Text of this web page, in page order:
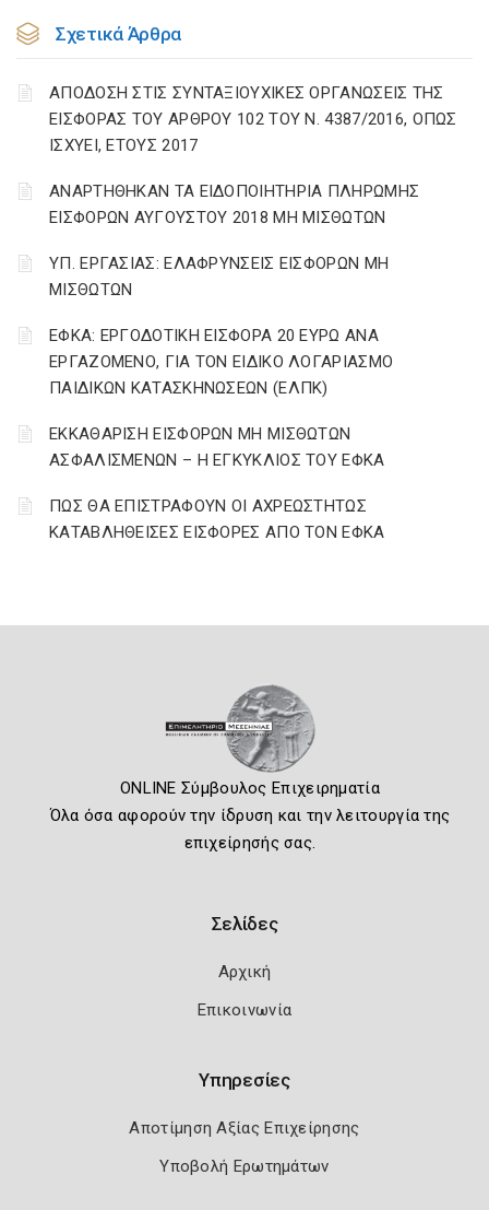
Σχετικά Άρθρα
ΑΠΟΔΟΣΗ ΣΤΙΣ ΣΥΝΤΑΞΙΟΥΧΙΚΕΣ ΟΡΓΑΝΩΣΕΙΣ ΤΗΣ
ΕΙΣΦΟΡΑΣ ΤΟΥ ΑΡΘΡΟΥ 102 ΤΟΥ Ν. 4387/2016, ΟΠΩΣ
ΙΣΧΥΕΙ, ΕΤΟΥΣ 2017
ΑΝΑΡΤΗΘΗΚΑΝ ΤΑ ΕΙΔΟΠΟΙΗΤΗΡΙΑ ΠΛΗΡΩΜΗΣ
ΕΙΣΦΟΡΩΝ ΑΥΓΟΥΣΤΟΥ 2018 ΜΗ ΜΙΣΘΩΤΩΝ
ΥΠ. ΕΡΓΑΣΙΑΣ: ΕΛΑΦΡΥΝΣΕΙΣ ΕΙΣΦΟΡΩΝ ΜΗ
ΜΙΣΘΩΤΩΝ
ΕΦΚΑ: ΕΡΓΟΔΟΤΙΚΗ ΕΙΣΦΟΡΑ 20 ΕΥΡΩ ΑΝΑ
ΕΡΓΑΖΟΜΕΝΟ, ΓΙΑ ΤΟΝ ΕΙΔΙΚΟ ΛΟΓΑΡΙΑΣΜΟ
ΠΑΙΔΙΚΩΝ ΚΑΤΑΣΚΗΝΩΣΕΩΝ (ΕΛΠΚ)
ΕΚΚΑΘΑΡΙΣΗ ΕΙΣΦΟΡΩΝ ΜΗ ΜΙΣΘΩΤΩΝ
ΑΣΦΑΛΙΣΜΕΝΩΝ – Η ΕΓΚΥΚΛΙΟΣ ΤΟΥ ΕΦΚΑ
ΠΩΣ ΘΑ ΕΠΙΣΤΡΑΦΟΥΝ ΟΙ ΑΧΡΕΩΣΤΗΤΩΣ
ΚΑΤΑΒΛΗΘΕΙΣΕΣ ΕΙΣΦΟΡΕΣ ΑΠΟ ΤΟΝ ΕΦΚΑ
ONLINE Σύμβουλος Επιχειρηματία
Όλα όσα αφορούν την ίδρυση και την λειτουργία της
επιχείρησής σας.
Σελίδες
Αρχική
Επικοινωνία
Υπηρεσίες
Αποτίμηση Αξίας Επιχείρησης
Υποβολή Ερωτημάτων